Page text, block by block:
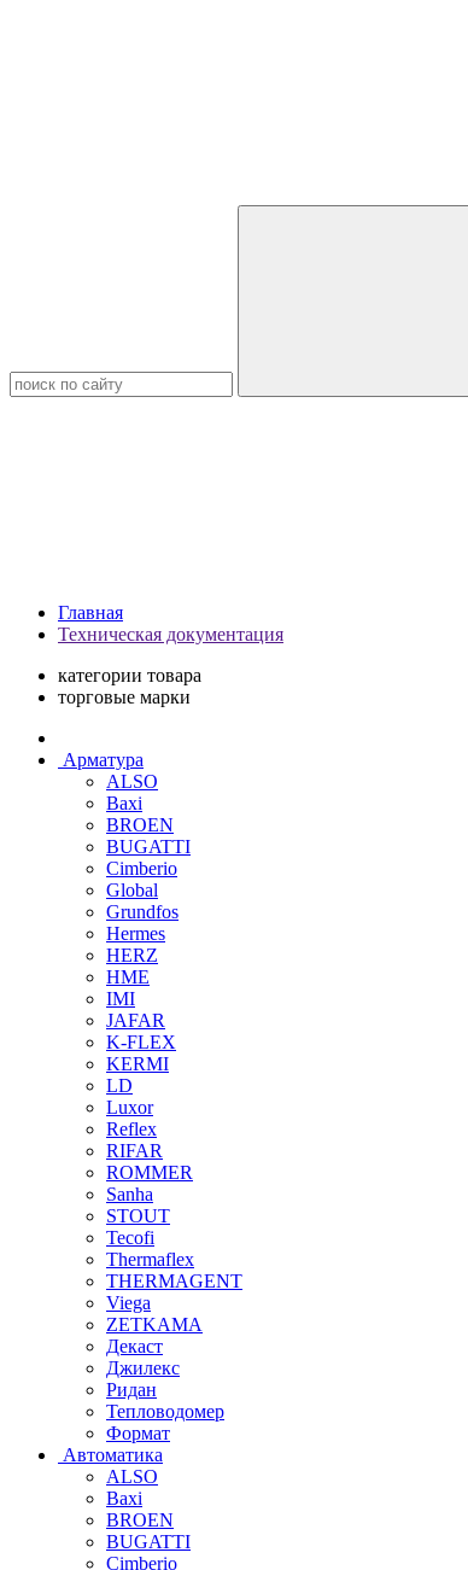
Главная
Техническая документация
категории товара
торговые марки
Арматура
ALSO
Baxi
BROEN
BUGATTI
Cimberio
Global
Grundfos
Hermes
HERZ
HME
IMI
JAFAR
K-FLEX
KERMI
LD
Luxor
Reflex
RIFAR
ROMMER
Sanha
STOUT
Tecofi
Thermaflex
THERMAGENT
Viega
ZETKAMA
Декаст
Джилекс
Ридан
Тепловодомер
Формат
Автоматика
ALSO
Baxi
BROEN
BUGATTI
Cimberio